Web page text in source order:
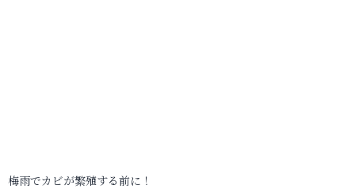
梅雨でカビが繁殖する前に！